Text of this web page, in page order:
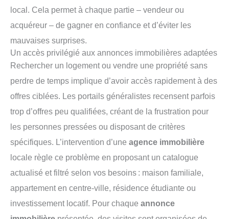
local. Cela permet à chaque partie – vendeur ou
acquéreur – de gagner en confiance et d’éviter les
mauvaises surprises.
Un accès privilégié aux annonces immobilières adaptées
Rechercher un logement ou vendre une propriété sans
perdre de temps implique d’avoir accès rapidement à des
offres ciblées. Les portails généralistes recensent parfois
trop d’offres peu qualifiées, créant de la frustration pour
les personnes pressées ou disposant de critères
spécifiques. L’intervention d’une agence immobilière
locale règle ce problème en proposant un catalogue
actualisé et filtré selon vos besoins : maison familiale,
appartement en centre-ville, résidence étudiante ou
investissement locatif. Pour chaque annonce